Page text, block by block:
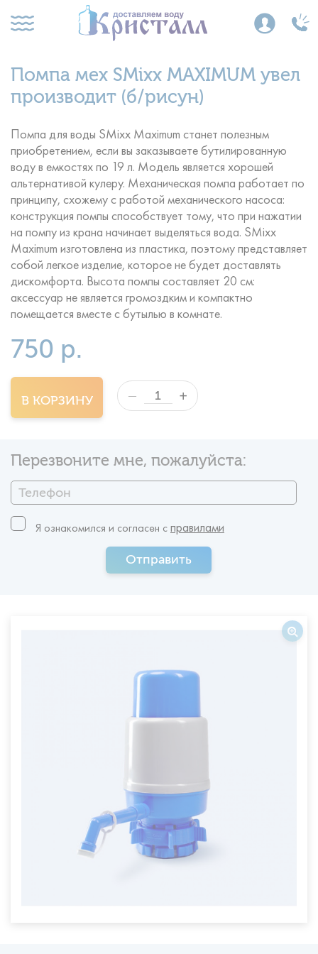
Помпа мех SMixx MAXIMUM увел
производит (б/рисун)
Помпа для воды SMixx Maximum станет полезным
приобретением, если вы заказываете бутилированную
воду в емкостях по 19 л. Модель является хорошей
альтернативой кулеру. Механическая помпа работает по
принципу, схожему с работой механического насоса:
конструкция помпы способствует тому, что при нажатии
на помпу из крана начинает выделяться вода. SMixx
Maximum изготовлена из пластика, поэтому представляет
собой легкое изделие, которое не будет доставлять
дискомфорта. Высота помпы составляет 20 см:
помещается вместе с бутылью в комнате.
750 р.
В КОРЗИНУ — +
Перезвоните мне, пожалуйста:
Отправить
Я ознакомился и согласен c